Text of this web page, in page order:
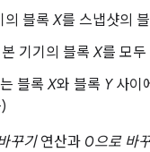
의 블록X를 스냅샷의
기기의 블록X를 모
블록X와 블록 Y사이
꾸기연산과 0으로 바